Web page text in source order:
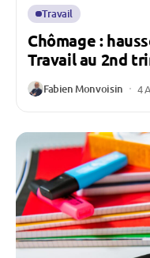
Travail
Chômage :
Travail au 2nd
Fabien Monvoisin 4